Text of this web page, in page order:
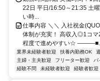
22日 平日/16:50～21:35 土
い時...
仕事内容 ＼＼ 入社祝金
体制が充実！ 高収入◎1コマ
程度で進めやすい☆
業界未経験者歓迎 扶養内勤務OK
主婦・主夫歓迎
フリーター歓迎 バ
経験不問
未経験者歓迎 経験者歓迎